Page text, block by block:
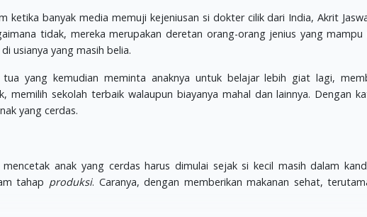
ketika banyak media memuji kejeniusan si dokter cilik dari India, Akrit
tidak, mereka merupakan deretan orang-orang jenius yang mampu
usianya yang masih belia.
yang kemudian meminta anaknya untuk belajar lebih giat lagi,
memilih sekolah terbaik walaupun biayanya mahal dan lainnya. Dengan
yang cerdas.
anak yang cerdas harus dimulai sejak si kecil masih dalam
tahap produksi. Caranya, dengan memberikan makanan sehat,